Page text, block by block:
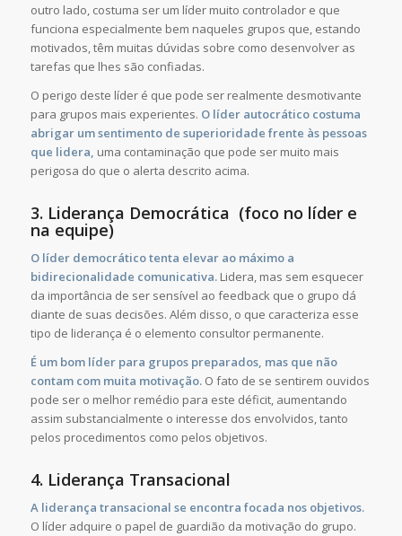
outro lado, costuma ser um líder muito controlador e que
funciona especialmente bem naqueles grupos que, estando
motivados, têm muitas dúvidas sobre como desenvolver as
tarefas que lhes são confiadas.
O perigo deste líder é que pode ser realmente desmotivante
para grupos mais experientes. O líder autocrático costuma
abrigar um sentimento de superioridade frente às pessoas
que lidera, uma contaminação que pode ser muito mais
perigosa do que o alerta descrito acima.
3. Liderança Democrática (foco no líder e
na equipe)
O líder democrático tenta elevar ao máximo a
bidirecionalidade comunicativa.Lidera, mas sem esquecer
da importância de ser sensível ao feedback que o grupo dá
diante de suas decisões. Além disso, o que caracteriza esse
tipo de liderança é o elemento consultor permanente.
É um bom líder para grupos preparados, mas que não
contam com muita motivação. O fato de se sentirem ouvidos
pode ser o melhor remédio para este déficit, aumentando
assim substancialmente o interesse dos envolvidos, tanto
pelos procedimentos como pelos objetivos.
4. Liderança Transacional
A liderança transacional se encontra focada nos objetivos.
O líder adquire o papel de guardião da motivação do grupo.